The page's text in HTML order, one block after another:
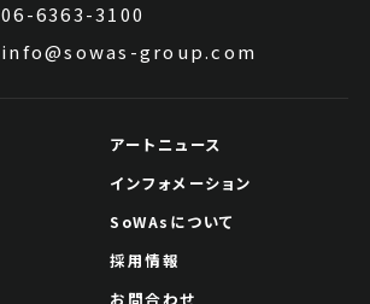
06-6363-3100
info@sowas-group.com
アートニュース
インフォメーション
SoWAsについて
採用情報
お問合わせ